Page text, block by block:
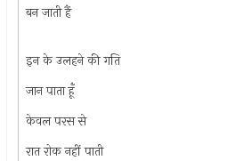
बन जाती हैं
इन के उलहने की गति
जान पाता हूँ
केवल परस से
रात रोक नहीं पाती